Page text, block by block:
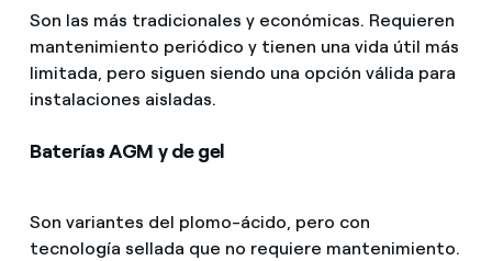
Son las más tradicionales y económicas. Requieren
mantenimiento periódico y tienen una vida útil más
limitada, pero siguen siendo una opción válida para
instalaciones aisladas.
Baterías AGM y de gel
Son variantes del plomo-ácido, pero con
tecnología sellada que no requiere mantenimiento.